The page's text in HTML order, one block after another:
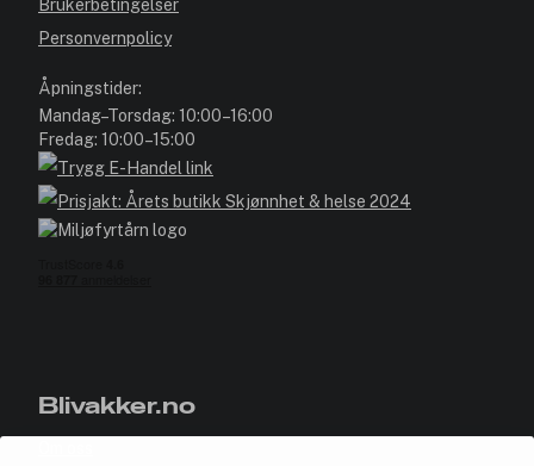
Brukerbetingelser
Personvernpolicy
Åpningstider:
Mandag–Torsdag: 10:00–16:00
Fredag: 10:00–15:00
Blivakker.no